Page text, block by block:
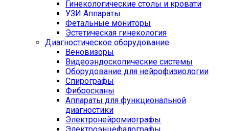
Гинекологические столы и кровати
УЗИ Аппараты
Фетальные мониторы
Эстетическая гинекология
Диагностическое оборудование
Веновизоры
Видеоэндоскопические системы
Оборудование для нейрофизиологии
Спирографы
Фибросканы
Аппараты для функциональной
диагностики
Электронейромиографы